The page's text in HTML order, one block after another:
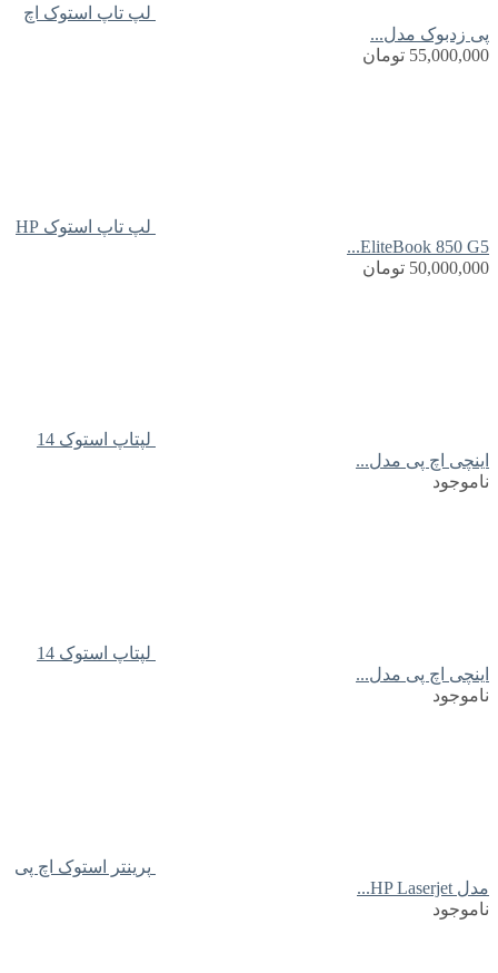
لپ تاپ استوک اچ
پی زدبوک مدل...
55,000,000 تومان
لپ تاپ استوک HP
EliteBook 850 G5...
50,000,000 تومان
لپتاپ استوک 14
اینچی اچ پی مدل...
ناموجود
لپتاپ استوک 14
اینچی اچ پی مدل...
ناموجود
پرینتر استوک اچ پی
مدل HP Laserjet...
ناموجود